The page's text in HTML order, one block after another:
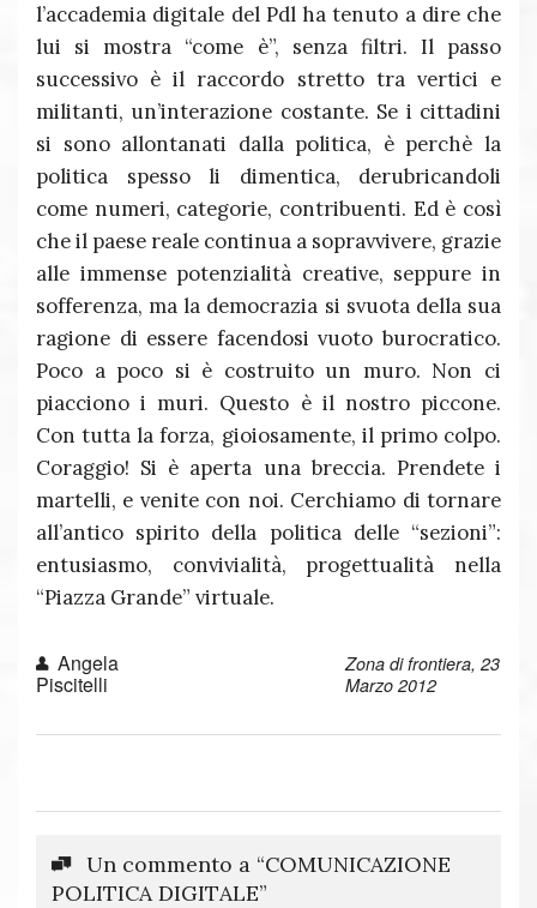
l’accademia digitale del Pdl ha tenuto a dire che
lui si mostra “come è”, senza filtri. Il passo
successivo è il raccordo stretto tra vertici e
militanti, un’interazione costante. Se i cittadini
si sono allontanati dalla politica, è perchè la
politica spesso li dimentica, derubricandoli
come numeri, categorie, contribuenti. Ed è così
che il paese reale continua a sopravvivere, grazie
alle immense potenzialità creative, seppure in
sofferenza, ma la democrazia si svuota della sua
ragione di essere facendosi vuoto burocratico.
Poco a poco si è costruito un muro. Non ci
piacciono i muri. Questo è il nostro piccone.
Con tutta la forza, gioiosamente, il primo colpo.
Coraggio! Si è aperta una breccia. Prendete i
martelli, e venite con noi. Cerchiamo di tornare
all’antico spirito della politica delle “sezioni”:
entusiasmo, convivialità, progettualità nella
“Piazza Grande” virtuale.
Angela
Piscitelli
Zona di frontiera, 23
Marzo 2012
Un commento a “COMUNICAZIONE
POLITICA DIGITALE”